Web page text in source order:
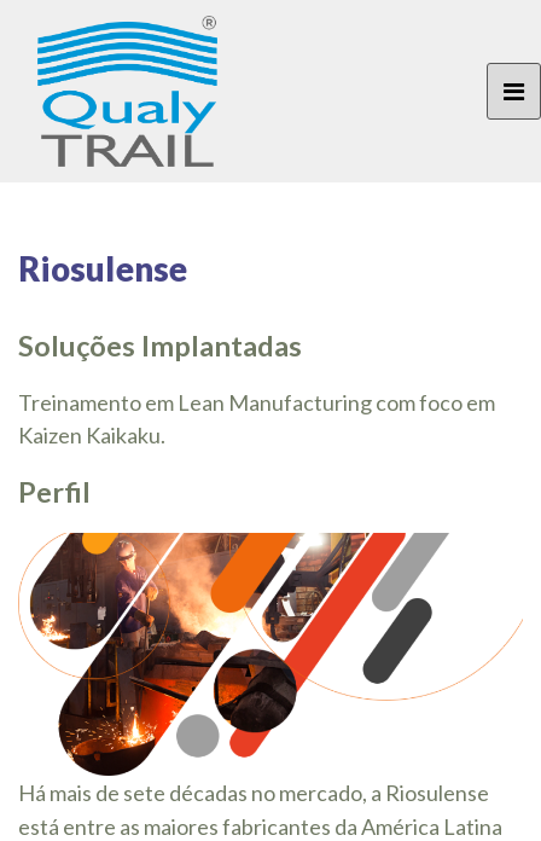
Riosulense
Soluções Implantadas
Treinamento em Lean Manufacturing com foco em
Kaizen Kaikaku.
Perfil
Há mais de sete décadas no mercado, a Riosulense
está entre as maiores fabricantes da América Latina